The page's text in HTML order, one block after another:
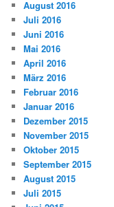
August 2016
Juli 2016
Juni 2016
Mai 2016
April 2016
März 2016
Februar 2016
Januar 2016
Dezember 2015
November 2015
Oktober 2015
September 2015
August 2015
Juli 2015